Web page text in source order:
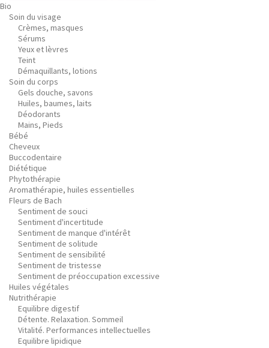
Bio
Soin du visage
Crèmes, masques
Sérums
Yeux et lèvres
Teint
Démaquillants, lotions
Soin du corps
Gels douche, savons
Huiles, baumes, laits
Déodorants
Mains, Pieds
Bébé
Cheveux
Buccodentaire
Diététique
Phytothérapie
Aromathérapie, huiles essentielles
Fleurs de Bach
Sentiment de souci
Sentiment d'incertitude
Sentiment de manque d'intérêt
Sentiment de solitude
Sentiment de sensibilité
Sentiment de tristesse
Sentiment de préoccupation excessive
Huiles végétales
Nutrithérapie
Equilibre digestif
Détente. Relaxation. Sommeil
Vitalité. Performances intellectuelles
Equilibre lipidique